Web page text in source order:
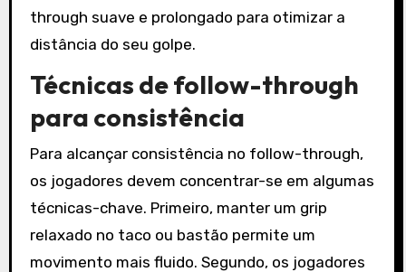
through suave e prolongado para otimizar a
distância do seu golpe.
Técnicas de follow-through
para consistência
Para alcançar consistência no follow-through,
os jogadores devem concentrar-se em algumas
técnicas-chave. Primeiro, manter um grip
relaxado no taco ou bastão permite um
movimento mais fluido. Segundo, os jogadores